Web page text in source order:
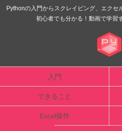
Pythonの入門からスクレイピング、エク
初心者でも分かる！動画で学習
入門
できること
Excel操作